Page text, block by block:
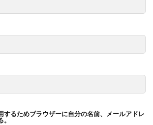
するためブラウザーに自分の名前、メールアドレ